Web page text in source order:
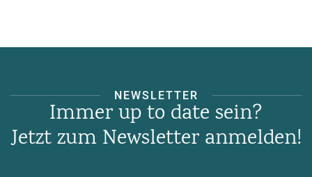
NEWSLETTER
Immer up to date sein?
Jetzt zum Newsletter anmelden!